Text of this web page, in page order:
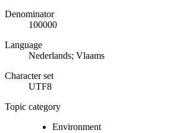
Denominator
100000
Language
Nederlands; Vlaams
Character set
UTF8
Topic category
Environment